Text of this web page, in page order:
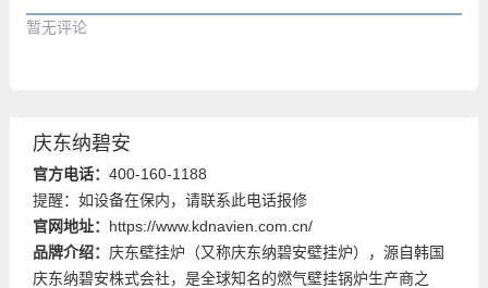
暂无评论
庆东纳碧安
官方电话： 400-160-1188
提醒：如设备在保内，请联系此电话报修
官网地址： https://www.kdnavien.com.cn/
品牌介绍： 庆东壁挂炉（又称庆东纳碧安壁挂炉），源自韩国
庆东纳碧安株式会社，是全球知名的燃气壁挂锅炉生产商之